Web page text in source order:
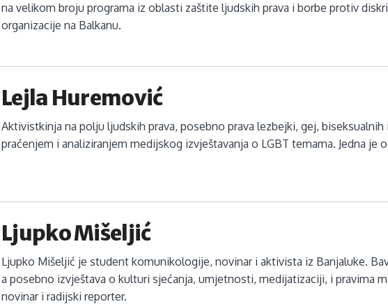
na velikom broju programa iz oblasti zaštite ljudskih prava i borbe protiv
organizacije na Balkanu.
Lejla Huremović
Aktivistkinja na polju ljudskih prava, posebno prava lezbejki, gej,
praćenjem i analiziranjem medijskog izvještavanja o LGBT temama. Jedna je
Ljupko Mišeljić
Ljupko Mišeljić je student komunikologije, novinar i aktivista iz Banjaluke.
a posebno izvještava o kulturi sjećanja, umjetnosti, medijatizaciji, i pravima
novinar i radijski reporter.